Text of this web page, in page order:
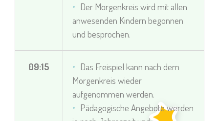
Der Morgenkreis wird mit allen
anwesenden Kindern begonnen
und besprochen.
09:15
Das Freispiel kann nach dem
Morgenkreis wieder
aufgenommen werden.
Pädagogische Angebote werden